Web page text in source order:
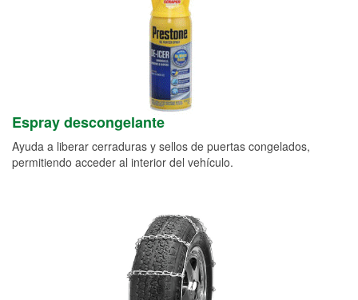
Espray descongelante
Ayuda a liberar cerraduras y sellos de puertas congelados,
permitiendo acceder al interior del vehículo.